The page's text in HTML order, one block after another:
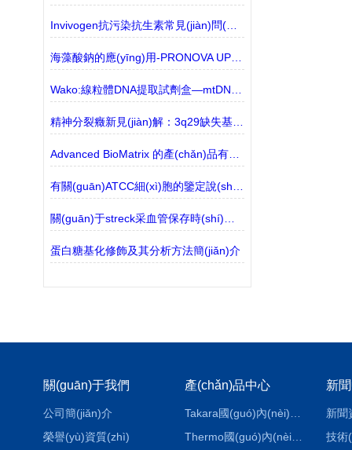
Invivogen抗污染抗生素常見(jiàn)問(wèn)題
海藻酸鈉的應(yīng)用-PRONOVA UP海藻酸鈉凝膠
精神分裂癥新見(jiàn)解：3q29缺失基因與線粒體功能受損有關(guān)
Advanced BioMatrix 的產(chǎn)品有哪些？
蛋白糖基化修飾及其分析方法簡(jiǎn)介
關(guān)于我們
公司簡(jiǎn)介
榮譽(yù)資質(zhì)
產(chǎn)品中心
Thermo國(guó)內(nèi)代理
新
新聞
技術